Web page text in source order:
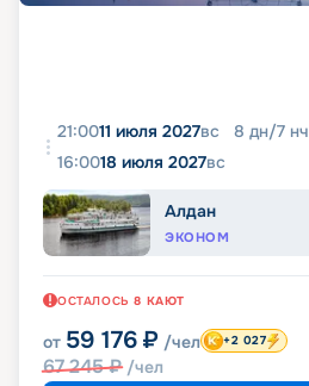
21:0011 июля 2027вс 8 дн/7 нч
16:0018 июля 2027вс
Алдан
ЭКОНОМ
ОСТАЛОСЬ 8 КАЮТ
от 59 176 ₽ /чел
67 245₽ /чел
+2 027